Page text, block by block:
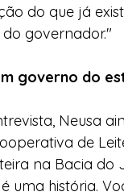
do que já
do governador."
governo do
Neusa
de
na Bacia do
uma história.